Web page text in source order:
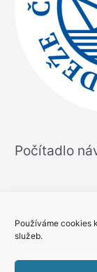
Používáme cookies
služeb.
Počítadlo